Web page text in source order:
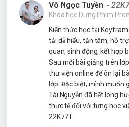
Võ Ngọc Tuyền -
Khóa học Dựng Phim
Kiến thức học tại
tải dễ hiểu, tận tâm, hỗ
quan, sinh động, kết hợp
Sau mỗi bài giảng trên
thư viện online để ôn lại
lớp. Đặc biệt, mình muốn
Tài Nguyễn đã hết lòng
thực tế đối với từng học
22K77T.